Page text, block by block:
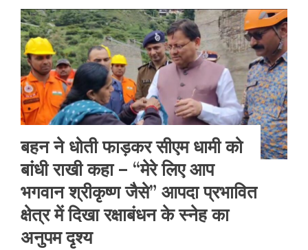
बहन ने धोती फाड़कर सीएम धामी को
बांधी राखी कहा – “मेरे लिए आप
भगवान श्रीकृष्ण जैसे” आपदा प्रभावित
क्षेत्र में दिखा रक्षाबंधन के स्नेह का
अनुपम दृश्य